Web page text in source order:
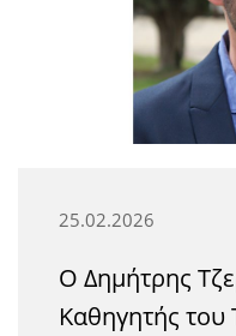
25.02.2026
Ο Δημήτρης
Καθηγητής του